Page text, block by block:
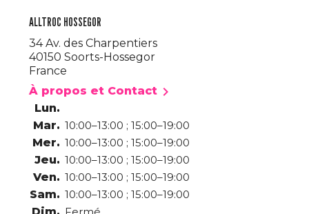
ALLTROC HOSSEGOR
34 Av. des Charpentiers
40150 Soorts-Hossegor
France
À propos et Contact 
Lun.
Mar. 10:00–13:00 ; 15:00–19:00
Mer. 10:00–13:00 ; 15:00–19:00
Jeu. 10:00–13:00 ; 15:00–19:00
Ven. 10:00–13:00 ; 15:00–19:00
Sam. 10:00–13:00 ; 15:00–19:00